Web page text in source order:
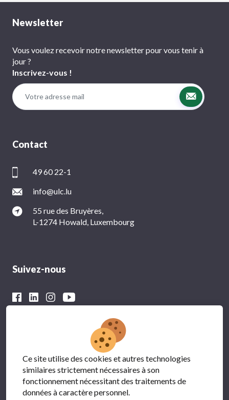
Newsletter
Vous voulez recevoir notre newsletter pour vous tenir à
jour ?
Inscrivez-vous !
Contact
49 60 22-1
info@ulc.lu
55 rue des Bruyères,
L-1274 Howald, Luxembourg
Suivez-nous
Avec le soutien financier du
Ce site utilise des cookies et autres technologies
similaires strictement nécessaires à son
fonctionnement nécessitant des traitements de
données à caractère personnel.